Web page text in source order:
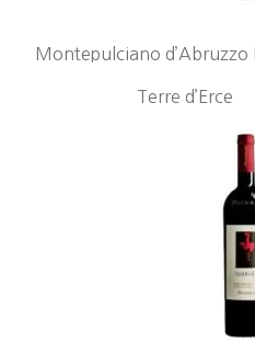
Montepulciano d’Abruzzo
Terre d’Erce